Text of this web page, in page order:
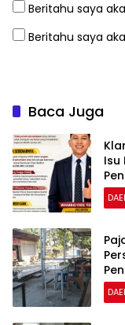
Beritahu saya
Beritahu saya
Baca Juga
Isu